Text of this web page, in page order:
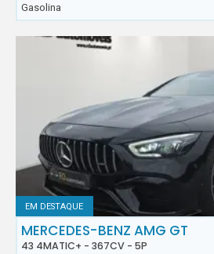
Gasolina
EM DESTAQUE
MERCEDES-BENZ AMG GT
43 4MATIC+ - 367CV - 5P